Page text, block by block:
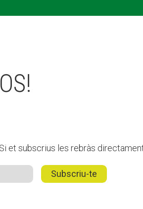
et subscrius les rebràs